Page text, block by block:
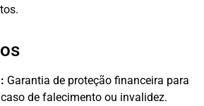
Garantia de proteção financeira para
de falecimento ou invalidez.